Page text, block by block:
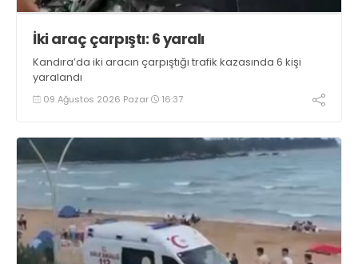
İki araç çarpıştı: 6 yaralı
Kandıra’da iki aracın çarpıştığı trafik kazasında 6 kişi
yaralandı
09 Ağustos 2026 Pazar 16:37